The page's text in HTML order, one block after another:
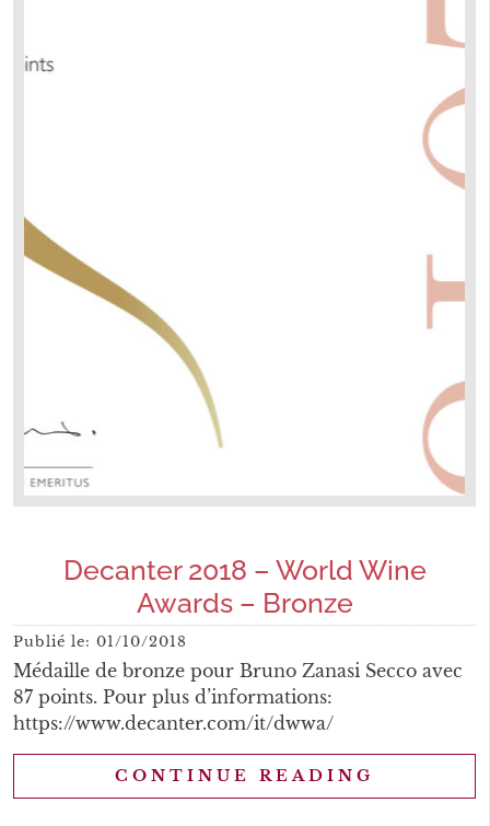
Decanter 2018 – World Wine
Awards – Bronze
Publié le: 01/10/2018
Médaille de bronze pour Bruno Zanasi Secco avec
87 points. Pour plus d’informations:
https://www.decanter.com/it/dwwa/
CONTINUE READING